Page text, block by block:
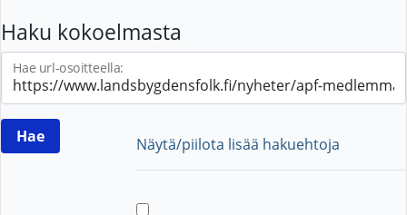
Haku kokoelmasta
Hae url-osoitteella:
Näytä/piilota lisää hakuehtoja